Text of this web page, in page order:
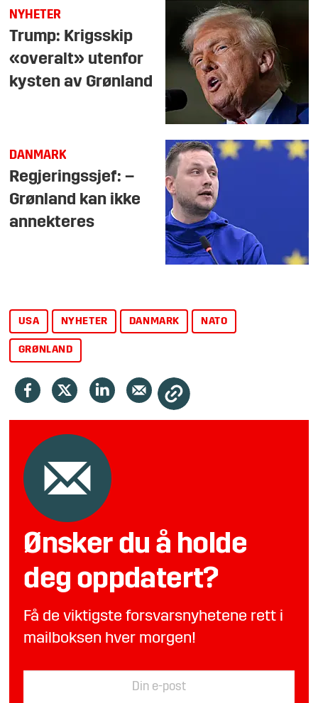
NYHETER
Trump: Krigsskip
«overalt» utenfor
kysten av Grønland
DANMARK
Regjeringssjef: –
Grønland kan ikke
annekteres
USA NYHETER DANMARK NATO
GRØNLAND
Ønsker du å holde
deg oppdatert?
Få de viktigste forsvarsnyhetene rett i
mailboksen hver morgen!